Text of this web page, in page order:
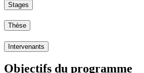
Stages
Thèse
Intervenants
Objectifs du programme